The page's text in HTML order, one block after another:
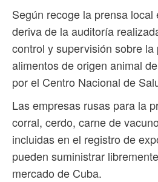
Según recoge la prensa
deriva de la auditoría
control y supervisión sobre la
alimentos de origen animal
por el Centro Nacional de
Las empresas rusas para la
corral, cerdo, carne de
incluidas en el registro de
pueden suministrar
mercado de Cuba.